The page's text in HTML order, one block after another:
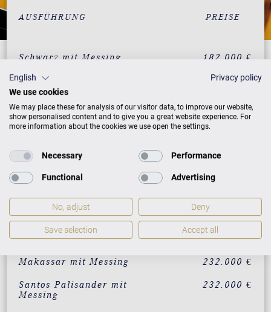
AUSFÜHRUNG PREISE
Schwarz mit Messing 182.000 €
individualisierbar in 200
RAL-Farben
232.000 €
Weiß mit Messing 197.000 €
Mahagoni mit Messing 212.000 €
Eiche mit Messing 212.000 €
Wurzelnussbaum mit
Messing
232.000 €
Vavona mit Messing 232.000 €
Makassar mit Messing 232.000 €
Santos Palisander mit
Messing
232.000 €
English
Privacy policy
We use cookies
We may place these for analysis of our visitor data, to improve our website,
show personalised content and to give you a great website experience. For
more information about the cookies we use open the settings.
Necessary Performance
Functional Advertising
No, adjust Deny
Save selection Accept all